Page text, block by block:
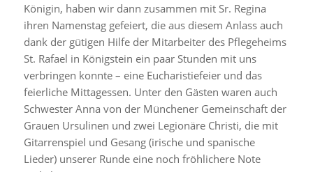
Königin, haben wir dann zusammen mit Sr. Regina
ihren Namenstag gefeiert, die aus diesem Anlass auch
dank der gütigen Hilfe der Mitarbeiter des Pflegeheims
St. Rafael in Königstein ein paar Stunden mit uns
verbringen konnte – eine Eucharistiefeier und das
feierliche Mittagessen. Unter den Gästen waren auch
Schwester Anna von der Münchener Gemeinschaft der
Grauen Ursulinen und zwei Legionäre Christi, die mit
Gitarrenspiel und Gesang (irische und spanische
Lieder) unserer Runde eine noch fröhlichere Note